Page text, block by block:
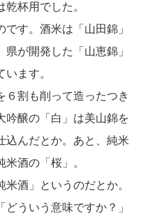
乾杯用でした。
す。酒米は「山田錦」
県が開発した「山恵錦」
ます。
６割も削って造ったつき
吟醸の「白」は美山錦を
込んだとか。あと、純米
酒の「桜」。
酒」というのだとか。
どういう意味ですか？」